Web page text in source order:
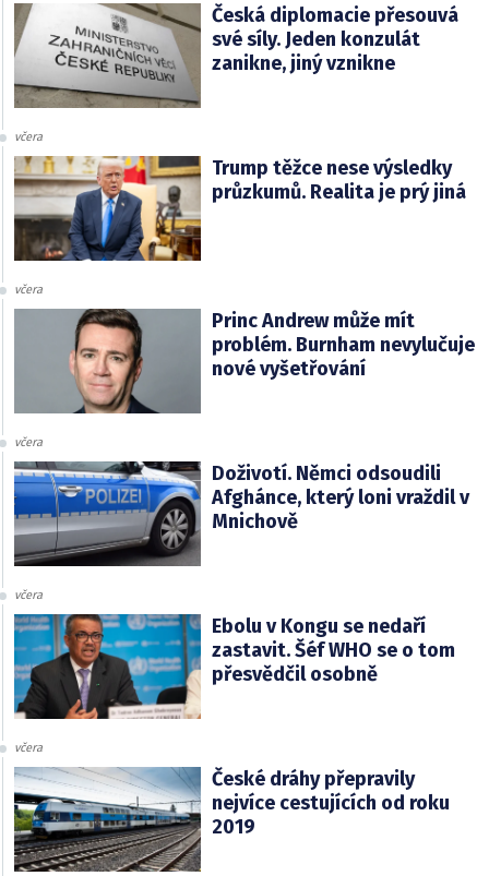
Česká diplomacie přesouvá
své síly. Jeden konzulát
zanikne, jiný vznikne
včera
Trump těžce nese výsledky
průzkumů. Realita je prý jiná
včera
Princ Andrew může mít
problém. Burnham nevylučuje
nové vyšetřování
včera
Doživotí. Němci odsoudili
Afghánce, který loni vraždil v
Mnichově
včera
Ebolu v Kongu se nedaří
zastavit. Šéf WHO se o tom
přesvědčil osobně
včera
České dráhy přepravily
nejvíce cestujících od roku
2019